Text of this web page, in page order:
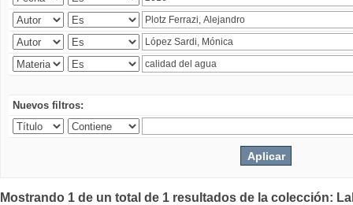
Nuevos filtros:
Mostrando 1 de un total de 1 resultados de la colección: